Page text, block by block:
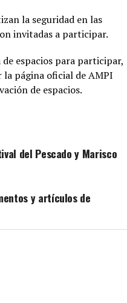
la seguridad en las
invitadas a participar.
espacios para participar,
página oficial de AMPI
de espacios.
del Pescado y Marisco
y artículos de